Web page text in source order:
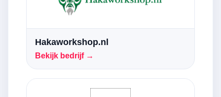
Hakaworkshop.nl
Bekijk bedrijf →